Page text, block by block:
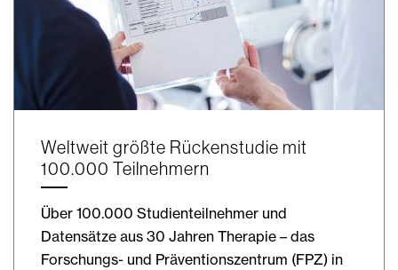
Weltweit größte Rückenstudie mit
100.000 Teilnehmern
Über 100.000 Studienteilnehmer und
Datensätze aus 30 Jahren Therapie – das
Forschungs- und Präventionszentrum (FPZ) in